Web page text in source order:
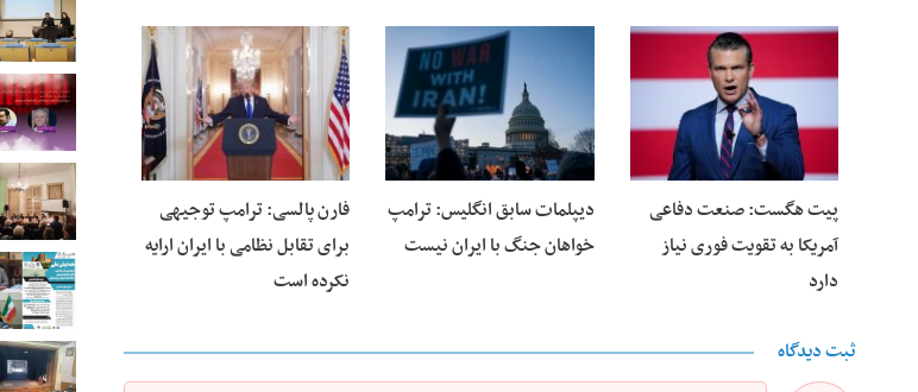
پیت هگست: صنعت دفاعی
آمریکا به تقویت فوری نیاز
دارد
دیپلمات سابق انگلیس:‌ ترامپ
خواهان جنگ با ایران نیست
فارن پالسی: ترامپ توجیهی
برای تقابل نظامی با ایران ارایه
نکرده است
ثبت دیدگاه